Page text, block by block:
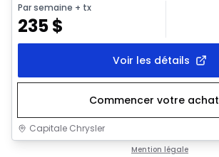
Par semaine + tx
235$
Voir les détails
Commencer votre achat
Capitale Chrysler
Mention légale